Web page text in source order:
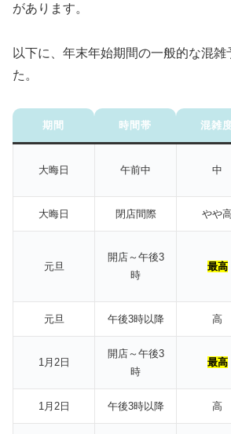
があります。
以下に、年末年始期間の一般的な混雑
た。
期間 時間帯 混雑
大晦日 午前中 中
大晦日 閉店間際 やや
元旦
開店～午後3
時
最高
元旦 午後3時以降 高
1月2日
開店～午後3
時
最高
1月2日 午後3時以降 高